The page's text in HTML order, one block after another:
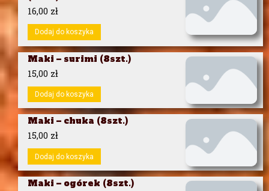
16,00 zł
Dodaj do koszyka
Maki – surimi (8szt.)
15,00 zł
Dodaj do koszyka
Maki – chuka (8szt.)
15,00 zł
Dodaj do koszyka
Maki – ogórek (8szt.)